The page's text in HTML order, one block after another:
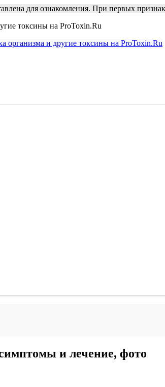
для ознакомления. При первых
токсины на ProToxin.Ru
и лечение, фото